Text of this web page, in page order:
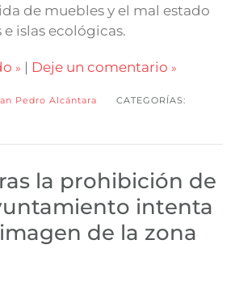
de muebles y el mal estado
islas ecológicas.
| Deje un comentario
Pedro Alcántara
CATEGORÍAS:
la prohibición de
intenta
de la zona